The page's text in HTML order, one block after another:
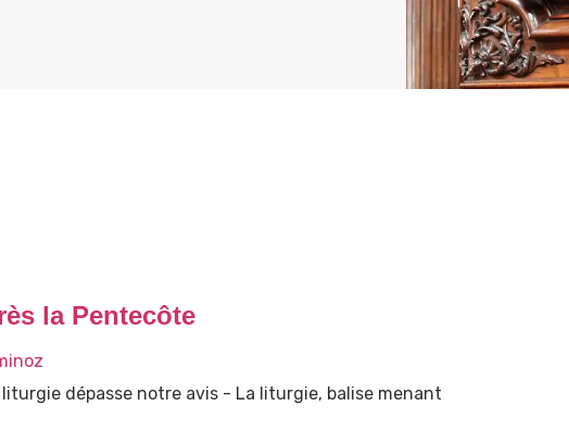
la Pentecôte
dépasse notre avis - La liturgie, balise menant